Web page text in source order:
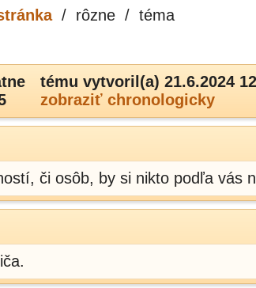
/ rôzne / téma
tému vytvoril(a) 21.6.2024
zobraziť chronologicky
či osôb, by si nikto podľa vás